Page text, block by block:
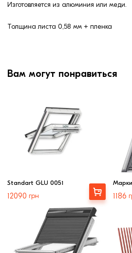
Изготовляется из алюминия или меди.
Толщина листа 0,58 мм + пленка
Вам могут понравиться
Standart GLU 0051
12090 грн
Выбрать
1186